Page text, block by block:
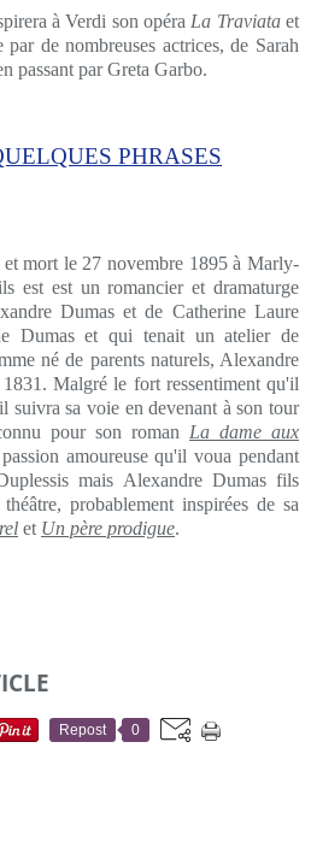
à Verdi son opéra La Traviataet
par de nombreuses actrices, de Sarah
passant par Greta Garbo.
PHRASES
mort le 27 novembre 1895 à Marly-
est est un romancier et dramaturge
Dumas et de Catherine Laure
Dumas et qui tenait un atelier de
né de parents naturels, Alexandre
Malgré le fort ressentiment qu'il
suivra sa voie en devenant à son tour
pour son roman La dame aux
amoureuse qu'il voua pendant
mais Alexandre Dumas fils
probablement inspirées de sa
et Un père prodigue.
Repost 0